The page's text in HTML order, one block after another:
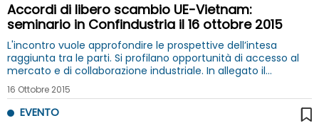
Accordi di libero scambio UE-Vietnam:
seminario in Confindustria il 16 ottobre 2015
L'incontro vuole approfondire le prospettive dell’intesa
raggiunta tra le parti. Si profilano opportunità di accesso al
mercato e di collaborazione industriale. In allegato il
programma e una nota di inquadramento
16 Ottobre 2015
EVENTO